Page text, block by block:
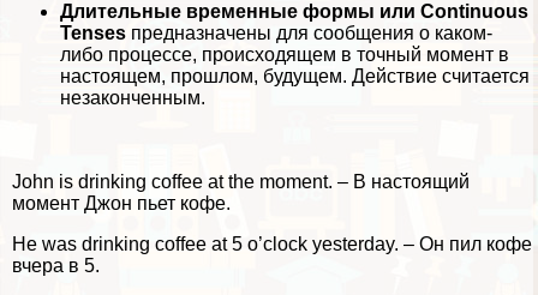
Длительные временные формы или Continuous
Tenses предназначены для сообщения о каком-
либо процессе, происходящем в точный момент в
настоящем, прошлом, будущем. Действие считается
незаконченным.
John is drinking coffee at the moment. – В настоящий
момент Джон пьет кофе.
He was drinking coffee at 5 o’clock yesterday. – Он пил кофе
вчера в 5.